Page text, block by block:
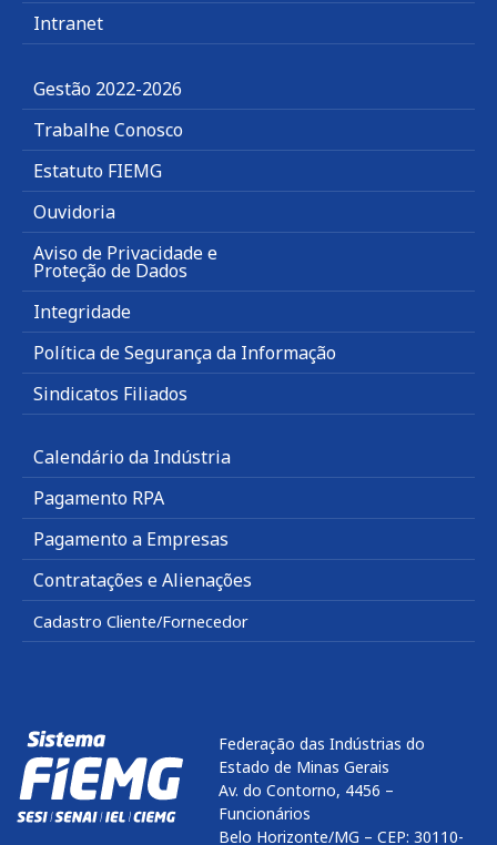
Intranet
Gestão 2022-2026
Trabalhe Conosco
Estatuto FIEMG
Ouvidoria
Aviso de Privacidade e
Proteção de Dados
Integridade
Política de Segurança da Informação
Sindicatos Filiados
Calendário da Indústria
Pagamento RPA
Pagamento a Empresas
Contratações e Alienações
Cadastro Cliente/Fornecedor
Federação das Indústrias do
Estado de Minas Gerais
Av. do Contorno, 4456 –
Funcionários
Belo Horizonte/MG – CEP: 30110-